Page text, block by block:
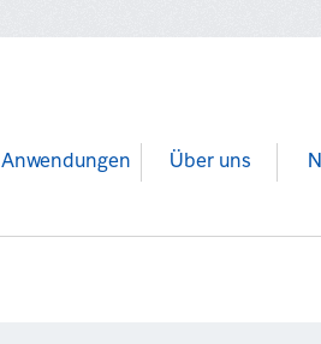
Anwendungen Über uns